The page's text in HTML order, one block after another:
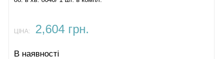
ЦІНА: 2,604 грн.
В наявності